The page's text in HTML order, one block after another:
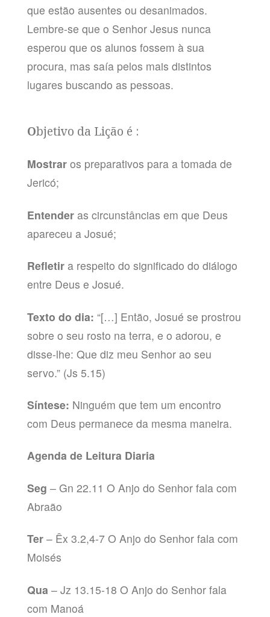
que estão ausentes ou desanimados.
Lembre-se que o Senhor Jesus nunca
esperou que os alunos fossem à sua
procura, mas saía pelos mais distintos
lugares buscando as pessoas.
Objetivo da Lição é :
Mostrar os preparativos para a tomada de
Jericó;
Entender as circunstâncias em que Deus
apareceu a Josué;
Refletir a respeito do significado do diálogo
entre Deus e Josué.
Texto do dia: “[…] Então, Josué se prostrou
sobre o seu rosto na terra, e o adorou, e
disse-lhe: Que diz meu Senhor ao seu
servo.” (Js 5.15)
Síntese: Ninguém que tem um encontro
com Deus permanece da mesma maneira.
Agenda de Leitura Diaria
Seg – Gn 22.11 O Anjo do Senhor fala com
Abraão
Ter – Êx 3.2,4-7 O Anjo do Senhor fala com
Moisés
Qua – Jz 13.15-18 O Anjo do Senhor fala
com Manoá